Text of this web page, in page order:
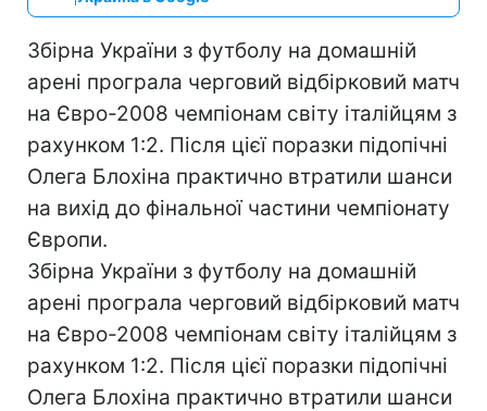
Збірна України з футболу на домашній
арені програла черговий відбірковий матч
на Євро-2008 чемпіонам світу італійцям з
рахунком 1:2. Після цієї поразки підопічні
Олега Блохіна практично втратили шанси
на вихід до фінальної частини чемпіонату
Європи.
Збірна України з футболу на домашній
арені програла черговий відбірковий матч
на Євро-2008 чемпіонам світу італійцям з
рахунком 1:2. Після цієї поразки підопічні
Олега Блохіна практично втратили шанси